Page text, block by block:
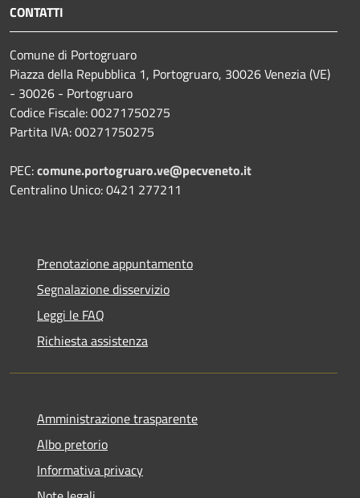
CONTATTI
Comune di Portogruaro
Piazza della Repubblica 1, Portogruaro, 30026 Venezia (VE)
- 30026 - Portogruaro
Codice Fiscale: 00271750275
Partita IVA: 00271750275
PEC:comune.portogruaro.ve@pecveneto.it
Centralino Unico: 0421 277211
Prenotazione appuntamento
Segnalazione disservizio
Leggi le FAQ
Richiesta assistenza
Amministrazione trasparente
Albo pretorio
Informativa privacy